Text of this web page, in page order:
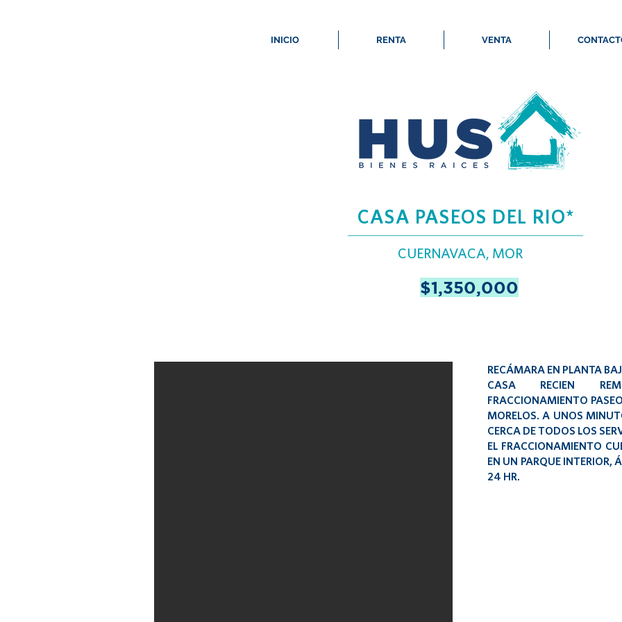
INICIO RENTA VENTA
CASA PASEOS DEL RIO*
CUERNAVACA, MOR
$1,350,000
RECÁMARA EN PLANTA
CASA RECIEN
FRACCIONAMIENTO
MORELOS. A UNOS
CERCA DE TODOS LOS
EL FRACCIONAMIENTO
EN UN PARQUE INTERIOR,
24 HR.